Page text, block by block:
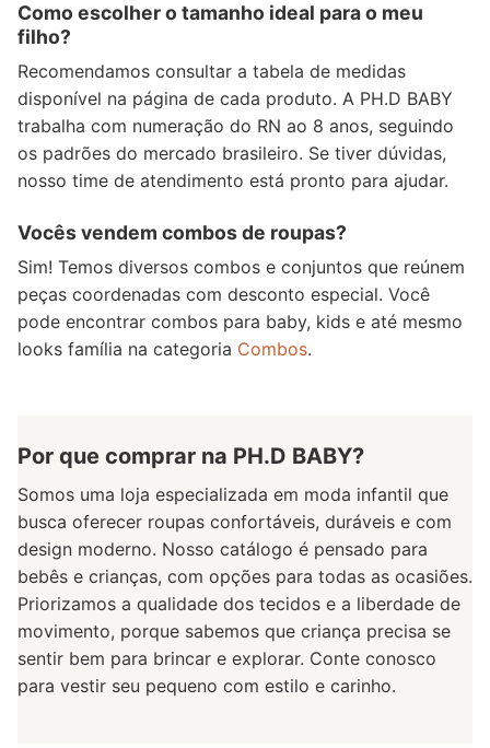
Como escolher o tamanho ideal para o meu
filho?
Recomendamos consultar a tabela de medidas
disponível na página de cada produto. A PH.D BABY
trabalha com numeração do RN ao 8 anos, seguindo
os padrões do mercado brasileiro. Se tiver dúvidas,
nosso time de atendimento está pronto para ajudar.
Vocês vendem combos de roupas?
Sim! Temos diversos combos e conjuntos que reúnem
peças coordenadas com desconto especial. Você
pode encontrar combos para baby, kids e até mesmo
looks família na categoria Combos.
Por que comprar na PH.D BABY?
Somos uma loja especializada em moda infantil que
busca oferecer roupas confortáveis, duráveis e com
design moderno. Nosso catálogo é pensado para
bebês e crianças, com opções para todas as ocasiões.
Priorizamos a qualidade dos tecidos e a liberdade de
movimento, porque sabemos que criança precisa se
sentir bem para brincar e explorar. Conte conosco
para vestir seu pequeno com estilo e carinho.